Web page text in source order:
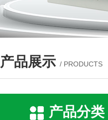
产品展示 / PRODUCTS
产品分类